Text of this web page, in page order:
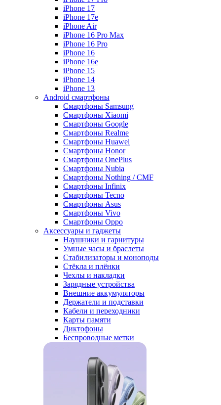
iPhone 17
iPhone 17e
iPhone Air
iPhone 16 Pro Max
iPhone 16 Pro
iPhone 16
iPhone 16e
iPhone 15
iPhone 14
iPhone 13
Android cмартфоны
Смартфоны Samsung
Смартфоны Xiaomi
Смартфоны Google
Смартфоны Realme
Смартфоны Huawei
Смартфоны Honor
Смартфоны OnePlus
Смартфоны Nubia
Смартфоны Nothing / CMF
Смартфоны Infinix
Смартфоны Tecno
Смартфоны Asus
Смартфоны Vivo
Смартфоны Oppo
Аксессуары и гаджеты
Наушники и гарнитуры
Умные часы и браслеты
Стабилизаторы и моноподы
Стёкла и плёнки
Чехлы и накладки
Зарядные устройства
Внешние аккумуляторы
Держатели и подставки
Кабели и переходники
Карты памяти
Диктофоны
Беспроводные метки